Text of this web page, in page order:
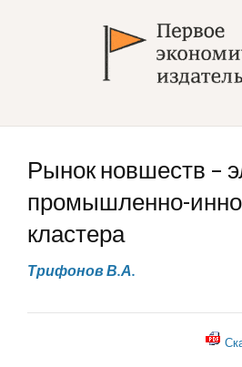
content
Рынок новшеств –
промышленно-
кластера
Трифонов В.А.